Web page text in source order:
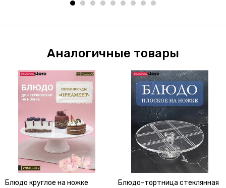
Аналогичные товары
Блюдо круглое на ножке
Блюдо-тортница стеклянная